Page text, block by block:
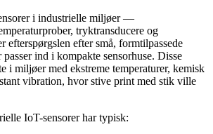
i industrielle miljøer —
tryktransducere og
efterspørgslen efter små, formtilpassede
ind i kompakte sensorhuse. Disse
i miljøer med ekstreme temperaturer, kemisk
vibration, hvor stive print med stik ville
IoT-sensorer har typisk: